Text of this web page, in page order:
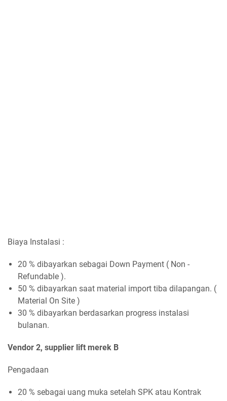
Biaya Instalasi :
20 % dibayarkan sebagai Down Payment ( Non -
Refundable ).
50 % dibayarkan saat material import tiba dilapangan. (
Material On Site )
30 % dibayarkan berdasarkan progress instalasi
bulanan.
Vendor 2, supplier lift merek B
Pengadaan
20 % sebagai uang muka setelah SPK atau Kontrak